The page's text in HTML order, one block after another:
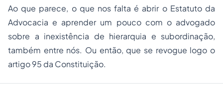
Ao que parece, o que nos falta é abrir o Estatuto da
Advocacia e aprender um pouco com o advogado
sobre a inexistência de hierarquia e subordinação,
também entre nós. Ou então, que se revogue logo o
artigo 95 da Constituição.